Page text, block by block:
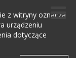
z witryny oznacza
urządzeniu
dotyczące